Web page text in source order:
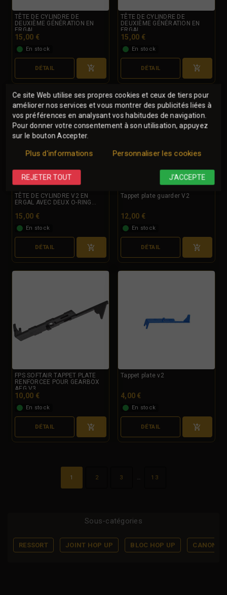
TÊTE DE CYLINDRE DE
DEUXIÈME GÉNÉRATION EN
ERGAL...
15,00 €
En stock
DÉTAIL
TÊTE DE CYLINDRE DE
DEUXIÈME GÉNÉRATION EN
ERGAL...
15,00 €
En stock
DÉTAIL
TÊTE DE CYLINDRE V2 EN
ERGAL AVEC DEUX O-RING...
15,00 €
En stock
DÉTAIL
Tappet plate guarder V2
12,00 €
En stock
DÉTAIL
FPS SOFTAIR TAPPET PLATE
RENFORCEE POUR GEARBOX
AEG V3
10,00 €
En stock
DÉTAIL
Tappet plate v2
4,00 €
En stock
DÉTAIL
1 2 3 … 13
Sous-catégories
RESSORT JOINT HOP UP BLOC HOP UP CANON
Ce site Web utilise ses propres cookies et ceux de tiers pour
améliorer nos services et vous montrer des publicités liées à
vos préférences en analysant vos habitudes de navigation.
Pour donner votre consentement à son utilisation, appuyez
sur le bouton Accepter.
Plus d'informations Personnaliser les cookies
REJETER TOUT J'ACCEPTE